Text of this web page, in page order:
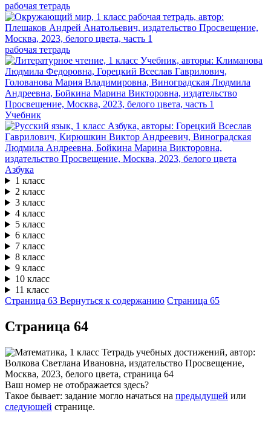
рабочая тетрадь
рабочая тетрадь
Учебник
Азбука
1 класс
2 класс
3 класс
4 класс
5 класс
6 класс
7 класс
8 класс
9 класс
10 класс
11 класс
Страница 63 Вернуться к содержанию Страница 65
Cтраница 64
Ваш номер не отображается здесь?
Такое бывает: задание могло начаться на предыдущей или
следующей странице.